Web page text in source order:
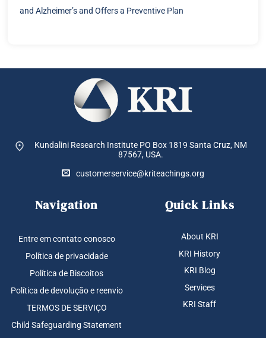
and Alzheimer’s and Offers a Preventive Plan
Kundalini Research Institute PO Box 1819 Santa Cruz, NM
87567, USA.
customerservice@kriteachings.org
Navigation
Entre em contato conosco
Política de privacidade
Política de Biscoitos
Política de devolução e reenvio
TERMOS DE SERVIÇO
Child Safeguarding Statement
Quick Links
About KRI
KRI History
KRI Blog
Services
KRI Staff